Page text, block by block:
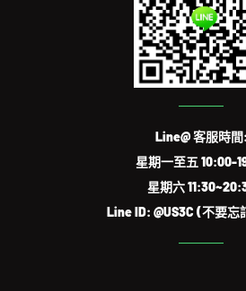
Line@ 客服時間:
星期一至五 10:00-
星期六
Line ID: @US3C (不要忘